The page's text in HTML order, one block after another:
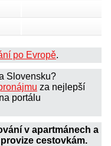
po Evropě.
Slovensku?
za nejlepší
portálu
v apartmánech a
cestovkám.